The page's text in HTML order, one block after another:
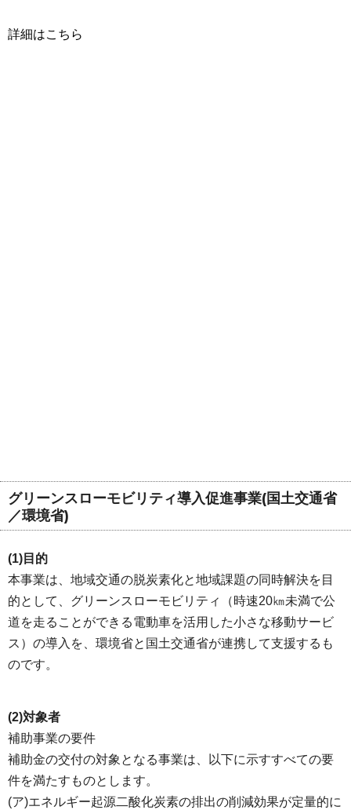
詳細はこちら
グリーンスローモビリティ導入促進事業(国土交通省
／環境省)
(1)目的
本事業は、地域交通の脱炭素化と地域課題の同時解決を目
的として、グリーンスローモビリティ（時速20㎞未満で公
道を走ることができる電動車を活用した小さな移動サービ
ス）の導入を、環境省と国土交通省が連携して支援するも
のです。
(2)対象者
補助事業の要件
補助金の交付の対象となる事業は、以下に示すすべての要
件を満たすものとします。
(ア)エネルギー起源二酸化炭素の排出の削減効果が定量的に